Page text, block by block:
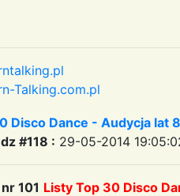
Talking.com.pl
Disco Dance - Audycja lat
#118 : 29-05-2014
nr 101 Listy Top 30 Disco